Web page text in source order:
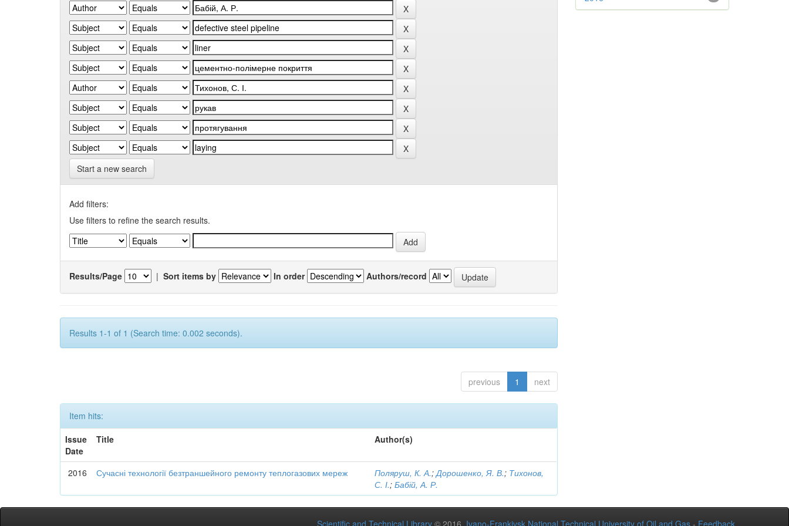
Start a new search
Add filters:
Use filters to refine the search results.
Results/Page | Sort items by In order Authors/record
Results 1-1 of 1 (Search time: 0.002 seconds).
previous 1 next
Item hits:
Issue
Date
Title Author(s)
2016 Сучасні технології безтраншейного ремонту теплогазових мереж Поляруш, К. А.;Дорошенко, Я. В.; Тихонов,
С. І.;Бабій, А. Р.
Scientific and Technical Library © 2016 Ivano-Frankivsk National Technical University of Oil and Gas - Feedback